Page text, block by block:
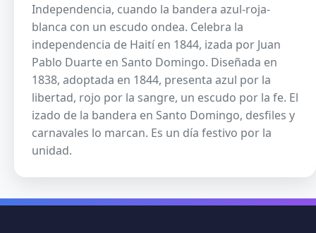
Independencia, cuando la bandera azul-roja-
blanca con un escudo ondea. Celebra la
independencia de Haití en 1844, izada por Juan
Pablo Duarte en Santo Domingo. Diseñada en
1838, adoptada en 1844, presenta azul por la
libertad, rojo por la sangre, un escudo por la fe. El
izado de la bandera en Santo Domingo, desfiles y
carnavales lo marcan. Es un día festivo por la
unidad.